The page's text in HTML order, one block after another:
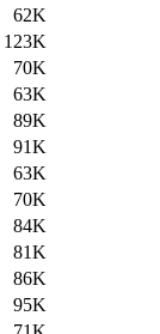
62K
123K
70K
63K
89K
91K
63K
70K
84K
81K
86K
95K